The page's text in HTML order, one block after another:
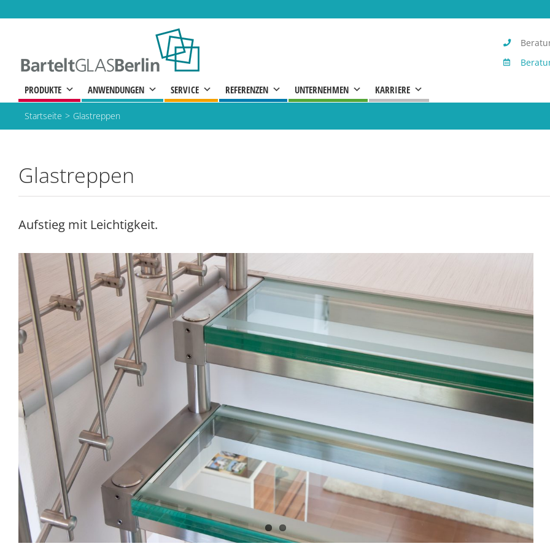
PRODUKTE ANWENDUNGEN SERVICE REFERENZEN UNTERNEHMEN KARRIERE
Startseite Glastreppen
Glastreppen
Aufstieg mit Leichtigkeit.